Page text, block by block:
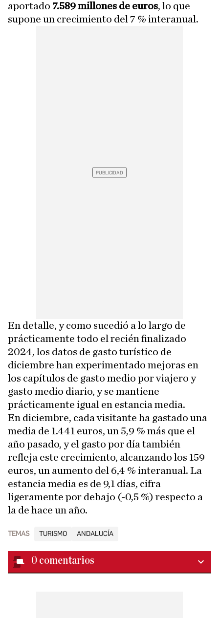
aportado 7.589 millones de euros, lo que
supone un crecimiento del 7 % interanual.
En detalle, y como sucedió a lo largo de
prácticamente todo el recién finalizado
2024, los datos de gasto turístico de
diciembre han experimentado mejoras en
los capítulos de gasto medio por viajero y
gasto medio diario, y se mantiene
prácticamente igual en estancia media.
En diciembre, cada visitante ha gastado una
media de 1.441 euros, un 5,9 % más que el
año pasado, y el gasto por día también
refleja este crecimiento, alcanzando los 159
euros, un aumento del 6,4 % interanual. La
estancia media es de 9,1 días, cifra
ligeramente por debajo (-0,5 %) respecto a
la de hace un año.
TEMAS TURISMO ANDALUCÍA
0 comentarios